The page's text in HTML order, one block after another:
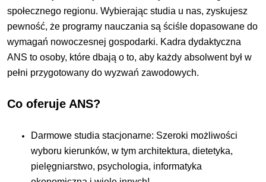
społecznego regionu. Wybierając studia u nas, zyskujesz
pewność, że programy nauczania są ściśle dopasowane do
wymagań nowoczesnej gospodarki. Kadra dydaktyczna
ANS to osoby, które dbają o to, aby każdy absolwent był w
pełni przygotowany do wyzwań zawodowych.
Co oferuje ANS?
Darmowe studia stacjonarne: Szeroki możliwości
wyboru kierunków, w tym architektura, dietetyka,
pielęgniarstwo, psychologia, informatyka